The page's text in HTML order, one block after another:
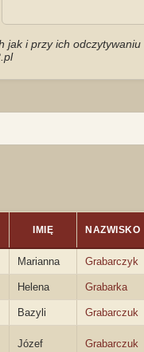
i przy ich
IMIĘ NAZWISKO
Marianna Grabarczyk
Helena Grabarka
Bazyli Grabarczuk
Józef Grabarczuk